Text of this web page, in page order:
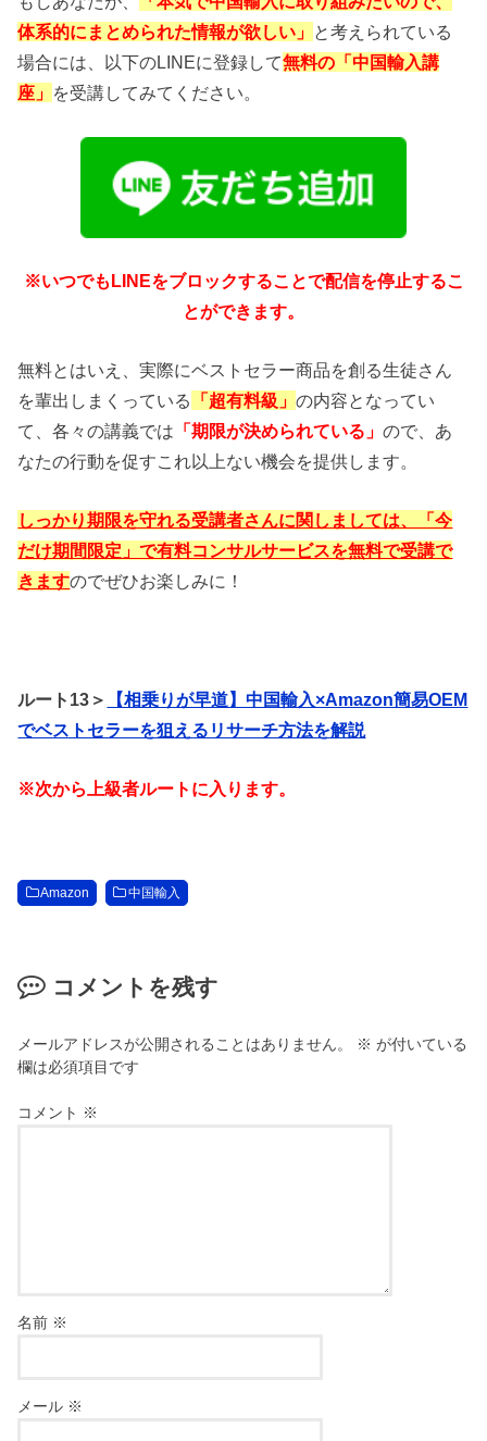
体系的にまとめられた情報が欲しい」 と考えられている
場合には、以下のLINEに登録して無料の「中国輸入講
座」 を受講してみてください。
※いつでもLINEをブロックすることで配信を停止するこ
とができます。
無料とはいえ、実際にベストセラー商品を創る生徒さん
を輩出しまくっている
「超有料級」の内容となってい
て、各々の講義では 「期限が決められている」ので、あ
なたの行動を促すこれ以上ない機会を提供します。
しっかり期限を守れる受講者さんに関しましては、「今
だけ期間限定」で有料コンサルサービスを無料で受講で
きますのでぜひお楽しみに！
ルート13＞
【相乗りが早道】中国輸入×Amazon簡易OEM
でベストセラーを狙えるリサーチ方法を解説
※次から上級者ルートに入ります。
Amazon 中国輸入
コメントを残す
メールアドレスが公開されることはありません。 ※ が付いている
欄は必須項目です
コメント ※
名前 ※
メール ※